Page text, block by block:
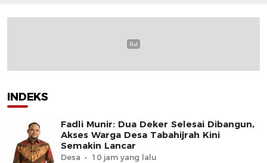
INDEKS
Fadli Munir: Dua Deker Selesai Dibangun,
Akses Warga Desa Tabahijrah Kini
Semakin Lancar
Desa 10 jam yang lalu